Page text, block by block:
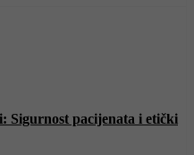
Sigurnost pacijenata i etički